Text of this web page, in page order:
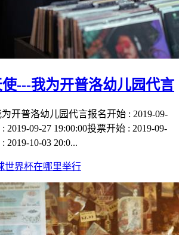
---我为开普洛幼儿园代言
开普洛幼儿园代言报名开始 : 2019-09-
2019-09-27 19:00:00投票开始 : 2019-09-
2019-10-03 20:0...
世界杯在哪里举行